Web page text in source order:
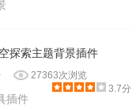
探索主题背景插件
27363次浏览
3.7分
插件